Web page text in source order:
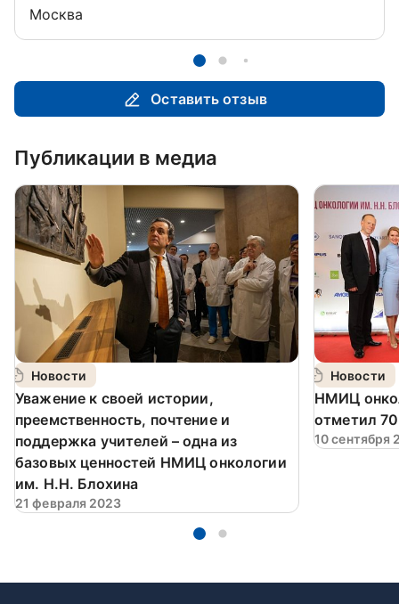
Москва
Оставить отзыв
Публикации в медиа
Новости
Уважение к своей истории,
преемственность, почтение и
поддержка учителей – одна из
базовых ценностей НМИЦ онкологии
им. Н.Н. Блохина
21 февраля 2023
Новости
НМИЦ
отметил
10 сентября